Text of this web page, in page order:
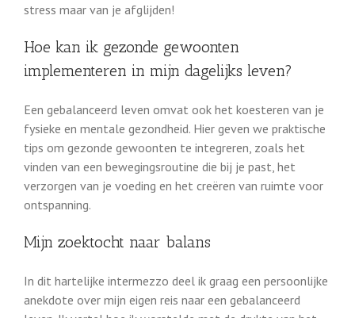
stress maar van je afglijden!
Hoe kan ik gezonde gewoonten
implementeren in mijn dagelijks leven?
Een gebalanceerd leven omvat ook het koesteren van je
fysieke en mentale gezondheid. Hier geven we praktische
tips om gezonde gewoonten te integreren, zoals het
vinden van een bewegingsroutine die bij je past, het
verzorgen van je voeding en het creëren van ruimte voor
ontspanning.
Mijn zoektocht naar balans
In dit hartelijke intermezzo deel ik graag een persoonlijke
anekdote over mijn eigen reis naar een gebalanceerd